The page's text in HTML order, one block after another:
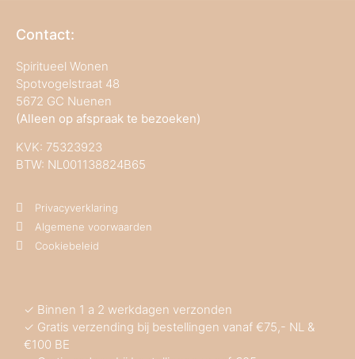
Contact:
Spiritueel Wonen
Spotvogelstraat 48
5672 GC Nuenen
(Alleen op afspraak te bezoeken)
KVK: 75323923
BTW: NL001138824B65
Privacyverklaring
Algemene voorwaarden
Cookiebeleid
✓ Binnen 1 a 2 werkdagen verzonden
✓ Gratis verzending bij bestellingen vanaf €75,- NL &
€100 BE